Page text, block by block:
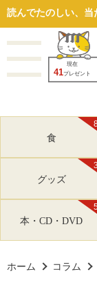
読んでたのしい、当
現在
41プレゼント
食
3
グッズ
本・CD・DVD
ホーム コラム